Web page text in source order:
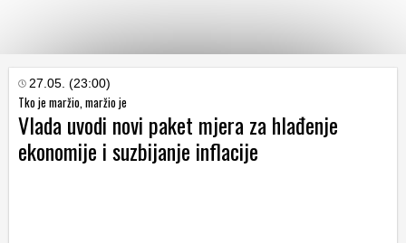
KATEGORIJE
HRVATSKI
WEB
27.05. (23:00)
Tko je maržio, maržio je
Vlada uvodi novi paket mjera za hlađenje
ekonomije i suzbijanje inflacije